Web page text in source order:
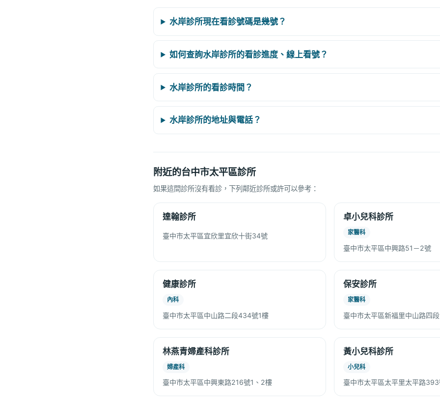
水岸診所現在看診號碼是幾號？
如何查詢水岸診所的看診進度、線上看號？
水岸診所的看診時間？
水岸診所的地址與電話？
附近的台中市太平區診所
如果這間診所沒有看診，下列鄰近診所或許可以參考：
達翰診所
臺中市太平區宜欣里宜欣十街34號
卓小兒科診所
家醫科
臺中市太平區中興路51－2號
健康診所
內科
臺中市太平區中山路二段434號1樓
保安診所
家醫科
臺中市太平區新福里中山路四
林燕青婦產科診所
婦產科
臺中市太平區中興東路216號1、2樓
黃小兒科診所
小兒科
臺中市太平區太平里太平路